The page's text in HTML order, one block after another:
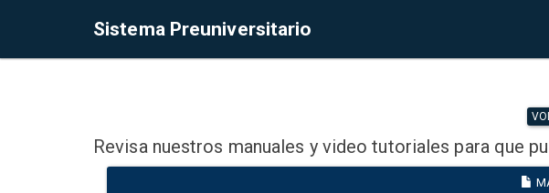
Sistema Preuniversitario
Revisa nuestros manuales y video tutoriales para que